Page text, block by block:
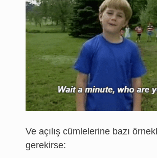
Ve açılış cümlelerine bazı
gerekirse: